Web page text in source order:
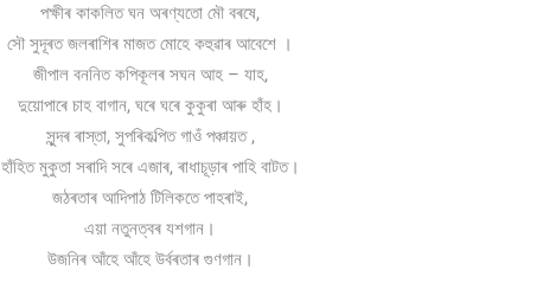
পক্ষীৰ কাকলিত ঘন অৰণ্যতো মৌ বৰষে,
সৌ সুদূৰত জলৰাশিৰ মাজত মোহে কহুৱাৰ আবেশে ।
জীপাল বননিত কপিকূলৰ সঘন আহ – যাহ,
দুয়োপাৰে চাহ বাগান, ঘৰে ঘৰে কুকুৰা আৰু হাঁহ।
সুন্দৰ ৰাস্তা, সুপৰিকল্পিত গাওঁ পঞ্চায়ত ,
হাঁহিত মুকুতা সৰাদি সৰে এজাৰ, ৰাধাচূড়াৰ পাহি বাটত।
জঠৰতাৰ আদিপাঠ টিলিকতে পাহৰাই,
এয়া নতুনত্বৰ যশগান।
উজনিৰ আঁহে আঁহে উৰ্বৰতাৰ গুণগান।